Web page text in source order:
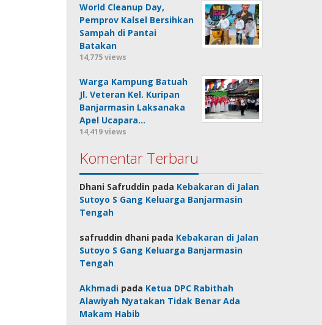
World Cleanup Day,
Pemprov Kalsel Bersihkan
Sampah di Pantai
Batakan
14,775 views
Warga Kampung Batuah
Jl. Veteran Kel. Kuripan
Banjarmasin Laksanaka
Apel Ucapara…
14,419 views
Komentar Terbaru
Dhani Safruddin pada Kebakaran di Jalan
Sutoyo S Gang Keluarga Banjarmasin
Tengah
safruddin dhani pada Kebakaran di Jalan
Sutoyo S Gang Keluarga Banjarmasin
Tengah
Akhmadi pada Ketua DPC Rabithah
Alawiyah Nyatakan Tidak Benar Ada
Makam Habib